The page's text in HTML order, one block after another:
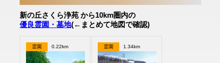
新の丘さくら浄苑 から10km圏内の
優良霊園・墓地(←まとめて地図で確認)
霊園 0.22km 霊園 1.34km